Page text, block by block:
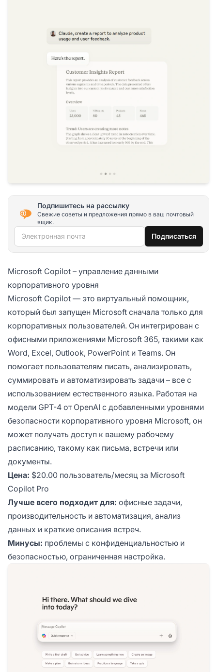
Подпишитесь на рассылку
Свежие советы и предложения прямо в ваш почтовый
ящик.
Электронная почта Подписаться
Microsoft Copilot – управление данными
корпоративного уровня
Microsoft Copilot — это виртуальный помощник,
который был запущен Microsoft сначала только для
корпоративных пользователей. Он интегрирован с
офисными приложениями Microsoft 365, такими как
Word, Excel, Outlook, PowerPoint и Teams. Он
помогает пользователям писать, анализировать,
суммировать и автоматизировать задачи – все с
использованием естественного языка. Работая на
модели GPT-4 от OpenAI с добавленными уровнями
безопасности корпоративного уровня Microsoft, он
может получать доступ к вашему рабочему
расписанию, такому как письма, встречи или
документы.
Цена: $20.00 пользователь/месяц за Microsoft
Copilot Pro
Лучше всего подходит для: офисные задачи,
производительность и автоматизация, анализ
данных и краткие описания встреч.
Минусы: проблемы с конфиденциальностью и
безопасностью, ограниченная настройка.